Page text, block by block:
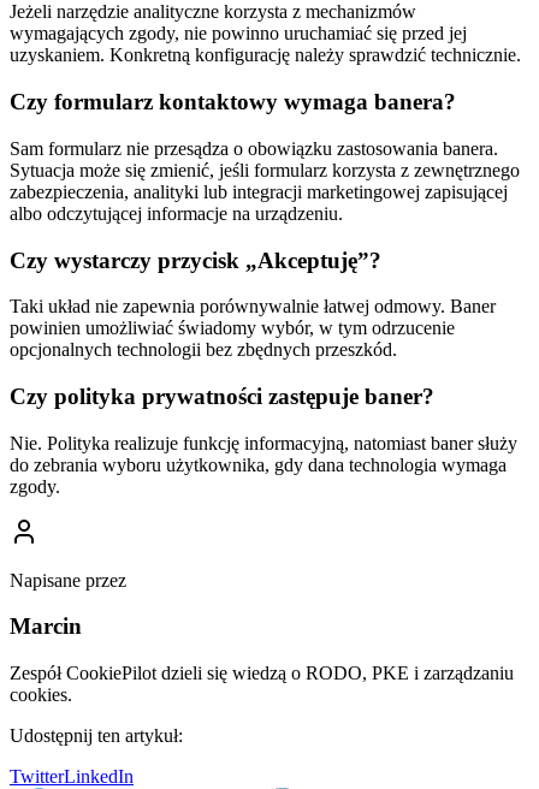
Jeżeli narzędzie analityczne korzysta z mechanizmów
wymagających zgody, nie powinno uruchamiać się przed jej
uzyskaniem. Konkretną konfigurację należy sprawdzić technicznie.
Czy formularz kontaktowy wymaga banera?
Sam formularz nie przesądza o obowiązku zastosowania banera.
Sytuacja może się zmienić, jeśli formularz korzysta z zewnętrznego
zabezpieczenia, analityki lub integracji marketingowej zapisującej
albo odczytującej informacje na urządzeniu.
Czy wystarczy przycisk „Akceptuję”?
Taki układ nie zapewnia porównywalnie łatwej odmowy. Baner
powinien umożliwiać świadomy wybór, w tym odrzucenie
opcjonalnych technologii bez zbędnych przeszkód.
Czy polityka prywatności zastępuje baner?
Nie. Polityka realizuje funkcję informacyjną, natomiast baner służy
do zebrania wyboru użytkownika, gdy dana technologia wymaga
zgody.
Napisane przez
Marcin
Zespół CookiePilot dzieli się wiedzą o RODO, PKE i zarządzaniu
cookies.
Udostępnij ten artykuł:
TwitterLinkedIn